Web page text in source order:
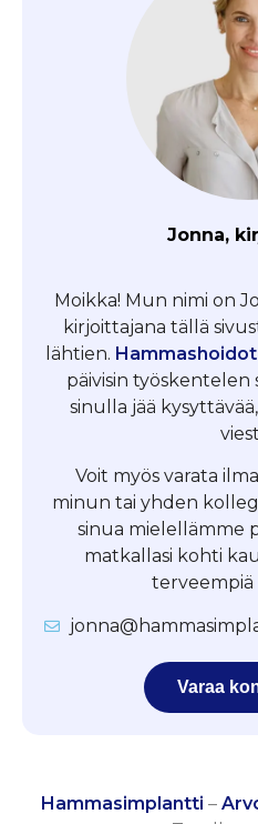
Jonna,
Moikka! Mun nimi on
kirjoittajana tällä
lähtien. Hammashoidot
päivisin työskentelen
sinulla jää
Voit myös varata
minun tai yhden
sinua mielellämme
matkallasi kohti
terveempiä
Varaa
Hammasimplantti –